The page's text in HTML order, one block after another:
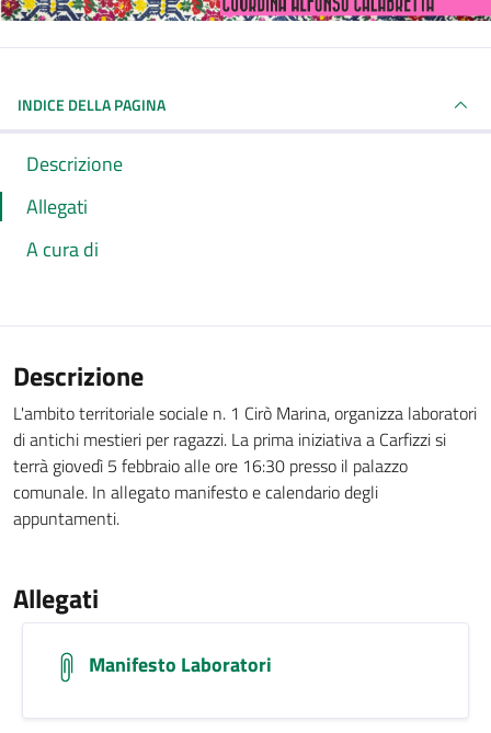
INDICE DELLA PAGINA
Descrizione
Allegati
A cura di
Descrizione
L'ambito territoriale sociale n. 1 Cirò Marina, organizza laboratori
di antichi mestieri per ragazzi. La prima iniziativa a Carfizzi si
terrà giovedì 5 febbraio alle ore 16:30 presso il palazzo
comunale. In allegato manifesto e calendario degli
appuntamenti.
Allegati
Manifesto Laboratori